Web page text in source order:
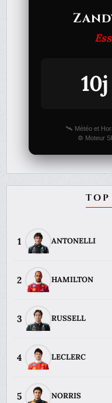
10j
🛰️ Météo et
⚙️ Moteur
1 ANTONELLI
2 HAMILTON
3 RUSSELL
4 LECLERC
5 NORRIS